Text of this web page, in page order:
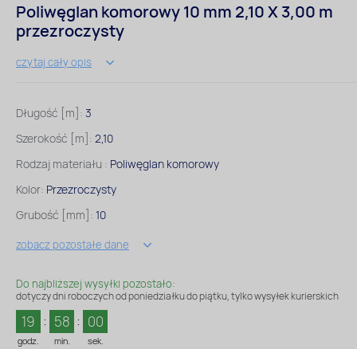
Poliwęglan komorowy 10 mm 2,10 X 3,00 m
przezroczysty
czytaj cały opis
Długość [m]: 3
Szerokość [m]: 2,10
Rodzaj materiału : Poliwęglan komorowy
Kolor: Przezroczysty
Grubość [mm]: 10
zobacz pozostałe dane
Do najbliższej wysyłki pozostało:
dotyczy dni roboczych od poniedziałku do piątku, tylko wysyłek kurierskich
19
godz.
57
min.
59
sek.